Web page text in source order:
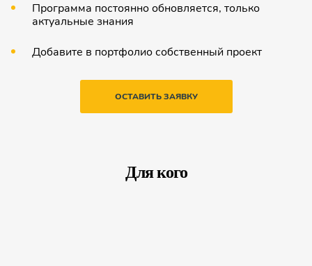
Программа постоянно обновляется, только
актуальные знания
Добавите в портфолио собственный проект
ОСТАВИТЬ ЗАЯВКУ
Для кого